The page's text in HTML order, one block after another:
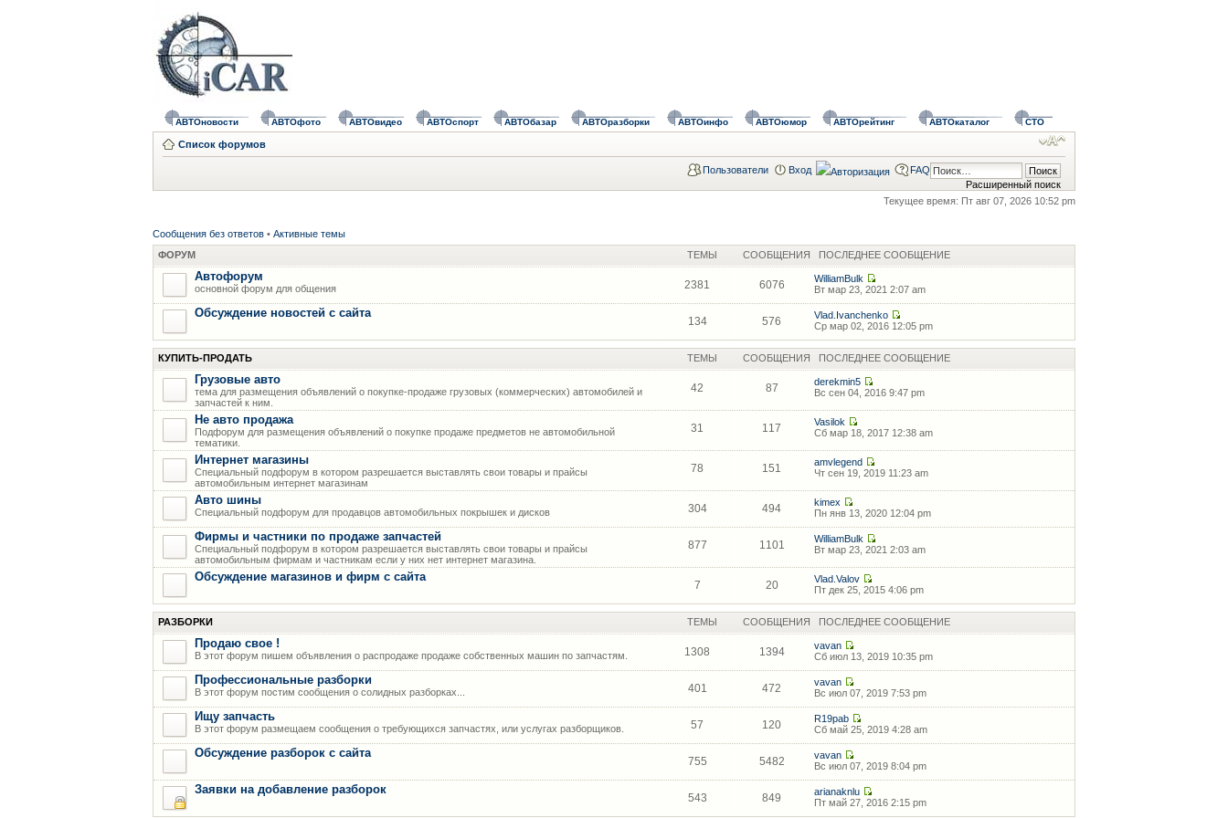
АВТОновости АВТОфото АВТОвидео АВТОспорт АВТОбазар АВТОразборки АВТОинфо АВТОюмор АВТОрейтинг АВТОкаталог СТО
Список форумов
Расширенный поиск
Пользователи Вход FAQ
Текущее время: Пт авг 07, 2026 10:52 pm
Сообщения без ответов • Активные темы
ФОРУМ
ТЕМЫ СООБЩЕНИЯ ПОСЛЕДНЕЕ СООБЩЕНИЕ
Автофорум
основной форум для общения 2381 6076
WilliamBulk
Вт мар 23, 2021 2:07 am
Обсуждение новостей с сайта
134 576
Vlad.Ivanchenko
Ср мар 02, 2016 12:05 pm
КУПИТЬ-ПРОДАТЬ ТЕМЫ СООБЩЕНИЯ ПОСЛЕДНЕЕ СООБЩЕНИЕ
Грузовые авто
тема для размещения объявлений о покупке-продаже грузовых (коммерческих) автомобилей и
запчастей к ним.
42 87
derekmin5
Вс сен 04, 2016 9:47 pm
Не авто продажа
Подфорум для размещения объявлений о покупке продаже предметов не автомобильной
тематики.
31 117
Vasilok
Сб мар 18, 2017 12:38 am
Интернет магазины
Специальный подфорум в котором разрешается выставлять свои товары и прайсы
автомобильным интернет магазинам
78 151
amvlegend
Чт сен 19, 2019 11:23 am
Авто шины
Специальный подфорум для продавцов автомобильных покрышек и дисков 304 494
kimex
Пн янв 13, 2020 12:04 pm
Фирмы и частники по продаже запчастей
Специальный подфорум в котором разрешается выставлять свои товары и прайсы
автомобильным фирмам и частникам если у них нет интернет магазина.
877 1101
WilliamBulk
Вт мар 23, 2021 2:03 am
Обсуждение магазинов и фирм с сайта
7 20
Vlad.Valov
Пт дек 25, 2015 4:06 pm
РАЗБОРКИ ТЕМЫ СООБЩЕНИЯ ПОСЛЕДНЕЕ СООБЩЕНИЕ
Продаю свое !
В этот форум пишем объявления о распродаже продаже собственных машин по запчастям. 1308 1394
vavan
Сб июл 13, 2019 10:35 pm
Профессиональные разборки
В этот форум постим сообщения о солидных разборках... 401 472
vavan
Вс июл 07, 2019 7:53 pm
Ищу запчасть
В этот форум размещаем сообщения о требующихся запчастях, или услугах разборщиков. 57 120
R19pab
Сб май 25, 2019 4:28 am
Обсуждение разборок с сайта
755 5482
vavan
Вс июл 07, 2019 8:04 pm
Заявки на добавление разборок
543 849
arianaknlu
Пт май 27, 2016 2:15 pm